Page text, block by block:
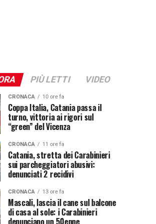
PIÙ LETTI VIDEO
CRONACA 10 ore fa
Coppa Italia, Catania passa il
turno, vittoria ai rigori sul
“green” del Vicenza
CRONACA 11 ore fa
Catania, stretta dei Carabinieri
sui parcheggiatori abusivi:
denunciati 2 recidivi
CRONACA 13 ore fa
Mascali, lascia il cane sul balcone
di casa al sole: i Carabinieri
denunciano un 50enne